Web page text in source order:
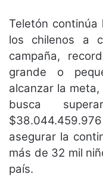
Teletón
los chilenos a
campaña,
grande o
alcanzar la
busca
asegurar la
más de 32 mil
país.